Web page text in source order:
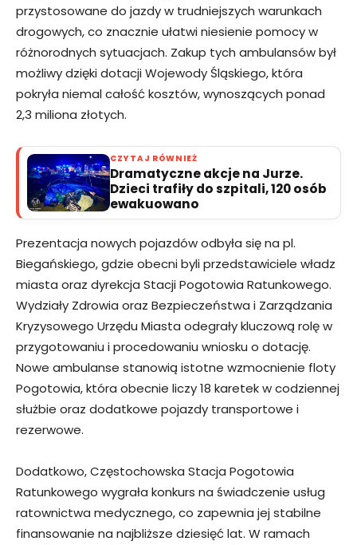
przystosowane do jazdy w trudniejszych warunkach
drogowych, co znacznie ułatwi niesienie pomocy w
różnorodnych sytuacjach. Zakup tych ambulansów był
możliwy dzięki dotacji Wojewody Śląskiego, która
pokryła niemal całość kosztów, wynoszących ponad
2,3 miliona złotych.
CZYTAJ RÓWNIEŻ
Dramatyczne akcje na Jurze.
Dzieci trafiły do szpitali, 120 osób
ewakuowano
Prezentacja nowych pojazdów odbyła się na pl.
Biegańskiego, gdzie obecni byli przedstawiciele władz
miasta oraz dyrekcja Stacji Pogotowia Ratunkowego.
Wydziały Zdrowia oraz Bezpieczeństwa i Zarządzania
Kryzysowego Urzędu Miasta odegrały kluczową rolę w
przygotowaniu i procedowaniu wniosku o dotację.
Nowe ambulanse stanowią istotne wzmocnienie floty
Pogotowia, która obecnie liczy 18 karetek w codziennej
służbie oraz dodatkowe pojazdy transportowe i
rezerwowe.
Dodatkowo, Częstochowska Stacja Pogotowia
Ratunkowego wygrała konkurs na świadczenie usług
ratownictwa medycznego, co zapewnia jej stabilne
finansowanie na najbliższe dziesięć lat. W ramach